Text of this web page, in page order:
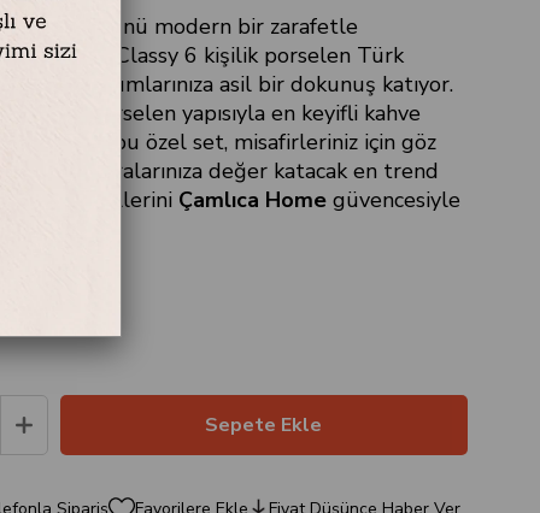
kültürünü modern bir zarafetle
Moor Classy 6 kişilik porselen Türk
sunumlarınıza asil bir dokunuş katıyor.
kaliteli porselen yapısıyla en keyifli kahve
edecek bu özel set, misafirleriniz için göz
sunar. Sofralarınıza değer katacak en trend
modellerini Çamlıca Homegüvencesiyle